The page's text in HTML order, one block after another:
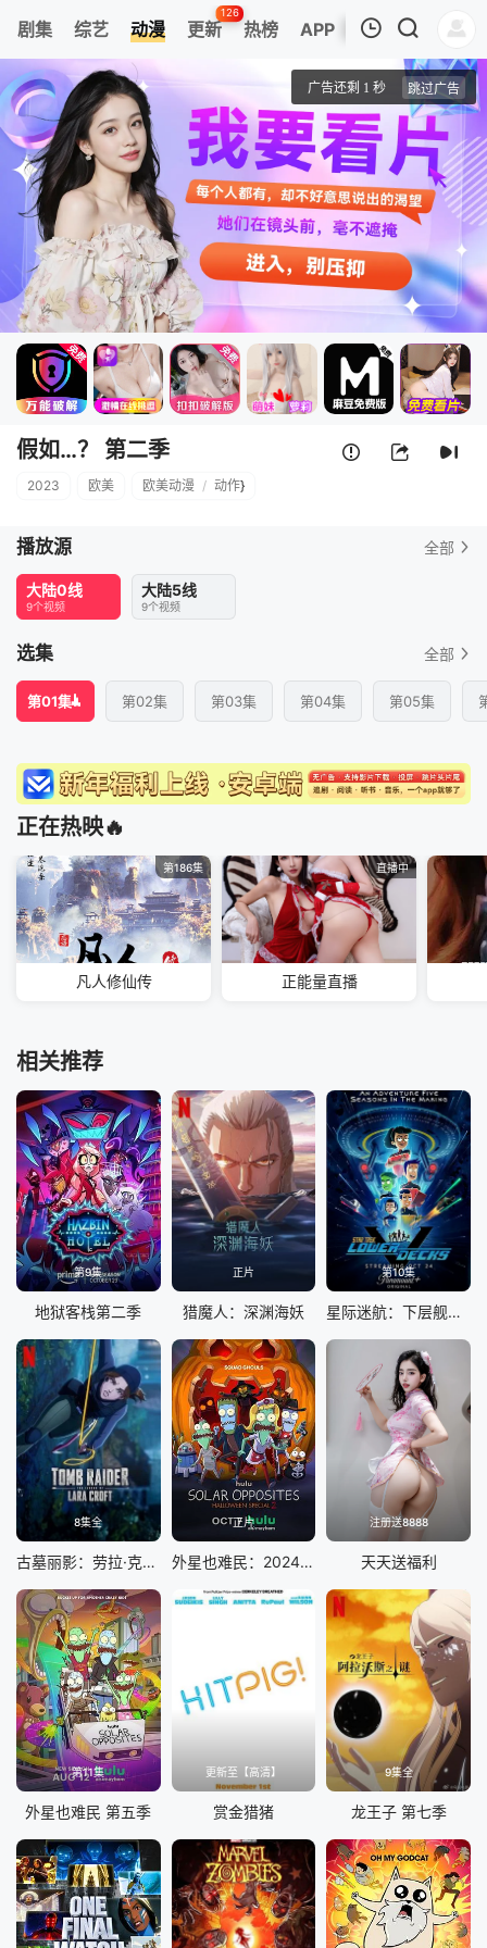
剧集 综艺 动漫 更新
126
热榜 APP
我的观影记录
第01集
假如…？ 第二季
清空
假如…？ 第二季
2023 欧美 欧美动漫 / 动作}
播放源 全部
大陆0线
9个视频
大陆5线
9个视频
选集 全部
第01集 第02集 第03集 第04集 第05集
正在热映🔥
第186集
凡人修仙传
直播中
正能量直播
相关推荐
第9集
地狱客栈第二季
正片
猎魔人：深渊海妖
第10集
星际迷航：下层舰员 第五季
8集全
古墓丽影：劳拉·克劳馥传奇第二季
正片
外星也难民：2024年万圣节特别篇
注册送8888
天天送福利
第11集
外星也难民 第五季
更新至【高清】
赏金猎猪
9集全
龙王子 第七季